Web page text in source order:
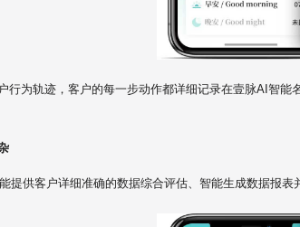
行为轨迹，客户的每一步动作都详细记录在壹脉AI智
提供客户详细准确的数据综合评估、智能生成数据报